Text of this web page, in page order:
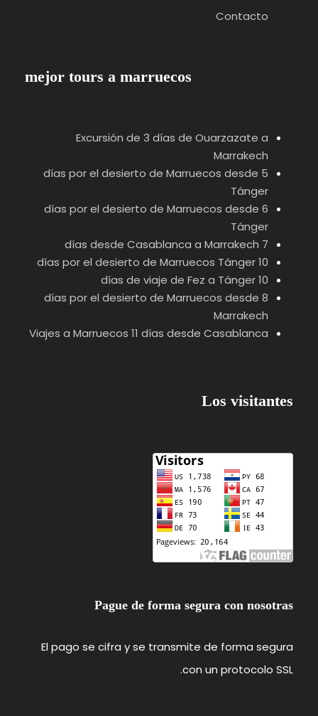
Contacto
mejor tours a marruecos
Excursión de 3 días de Ouarzazate a
Marrakech
5 días por el desierto de Marruecos desde
Tánger
6 días por el desierto de Marruecos desde
Tánger
7 días desde Casablanca a Marrakech
10 días por el desierto de Marruecos Tánger
10 días de viaje de Fez a Tánger
8 días por el desierto de Marruecos desde
Marrakech
Viajes a Marruecos 11 días desde Casablanca
Los visitantes
Pague de forma segura con nosotras
El pago se cifra y se transmite de forma segura
con un protocolo SSL.